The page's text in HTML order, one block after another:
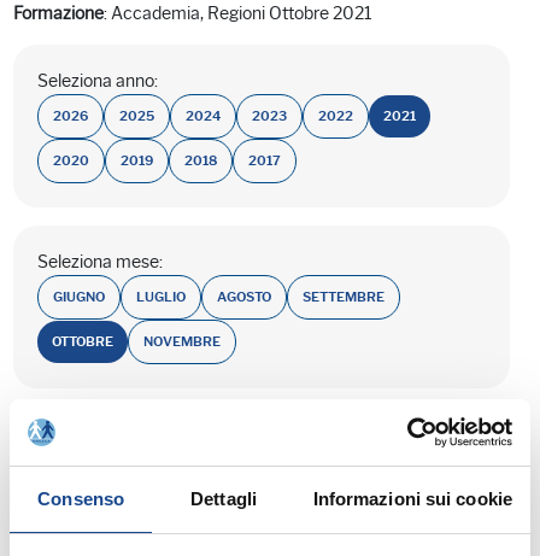
Consenso Dettagli Informazioni sui cookie
Formazione: Accademia, Regioni Ottobre 2021
Seleziona anno:
2026 2025 2024 2023 2022 2021
2020 2019 2018 2017
Seleziona mese:
GIUGNO LUGLIO AGOSTO SETTEMBRE
OTTOBRE NOVEMBRE